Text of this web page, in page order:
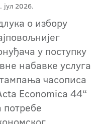
јул 2026.
о избору
у поступку
набавке услуга
часописа
Economica 44“
потребе